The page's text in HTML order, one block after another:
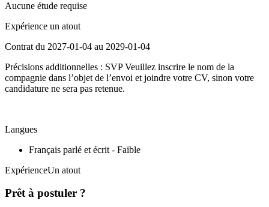
Aucune étude requise
Expérience un atout
Contrat du 2027-01-04 au 2029-01-04
Précisions additionnelles : SVP Veuillez inscrire le nom de la
compagnie dans l’objet de l’envoi et joindre votre CV, sinon votre
candidature ne sera pas retenue.
Langues
Français parlé et écrit - Faible
ExpérienceUn atout
Prêt à postuler ?